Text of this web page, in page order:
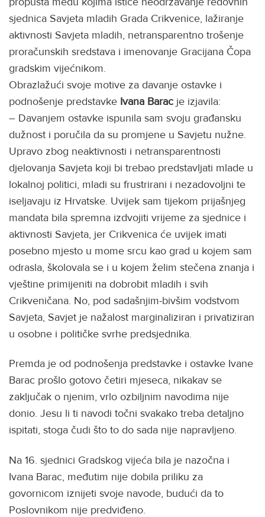
sjednica Savjeta mladih Grada Crikvenice, lažiranje
aktivnosti Savjeta mladih, netransparentno trošenje
proračunskih sredstava i imenovanje Gracijana Čopa
gradskim vijećnikom.
Obrazlažući svoje motive za davanje ostavke i
podnošenje predstavke Ivana Barac je izjavila:
– Davanjem ostavke ispunila sam svoju građansku
dužnost i poručila da su promjene u Savjetu nužne.
Upravo zbog neaktivnosti i netransparentnosti
djelovanja Savjeta koji bi trebao predstavljati mlade u
lokalnoj politici, mladi su frustrirani i nezadovoljni te
iseljavaju iz Hrvatske. Uvijek sam tijekom prijašnjeg
mandata bila spremna izdvojiti vrijeme za sjednice i
aktivnosti Savjeta, jer Crikvenica će uvijek imati
posebno mjesto u mome srcu kao grad u kojem sam
odrasla, školovala se i u kojem želim stečena znanja i
vještine primijeniti na dobrobit mladih i svih
Crikveničana. No, pod sadašnjim-bivšim vodstvom
Savjeta, Savjet je nažalost marginaliziran i privatiziran
u osobne i političke svrhe predsjednika.
Premda je od podnošenja predstavke i ostavke Ivane
Barac prošlo gotovo četiri mjeseca, nikakav se
zaključak o njenim, vrlo ozbiljnim navodima nije
donio. Jesu li ti navodi točni svakako treba detaljno
ispitati, stoga čudi što to do sada nije napravljeno.
Na 16. sjednici Gradskog vijeća bila je nazočna i
Ivana Barac, međutim nije dobila priliku za
govornicom iznijeti svoje navode, budući da to
Poslovnikom nije predviđeno.